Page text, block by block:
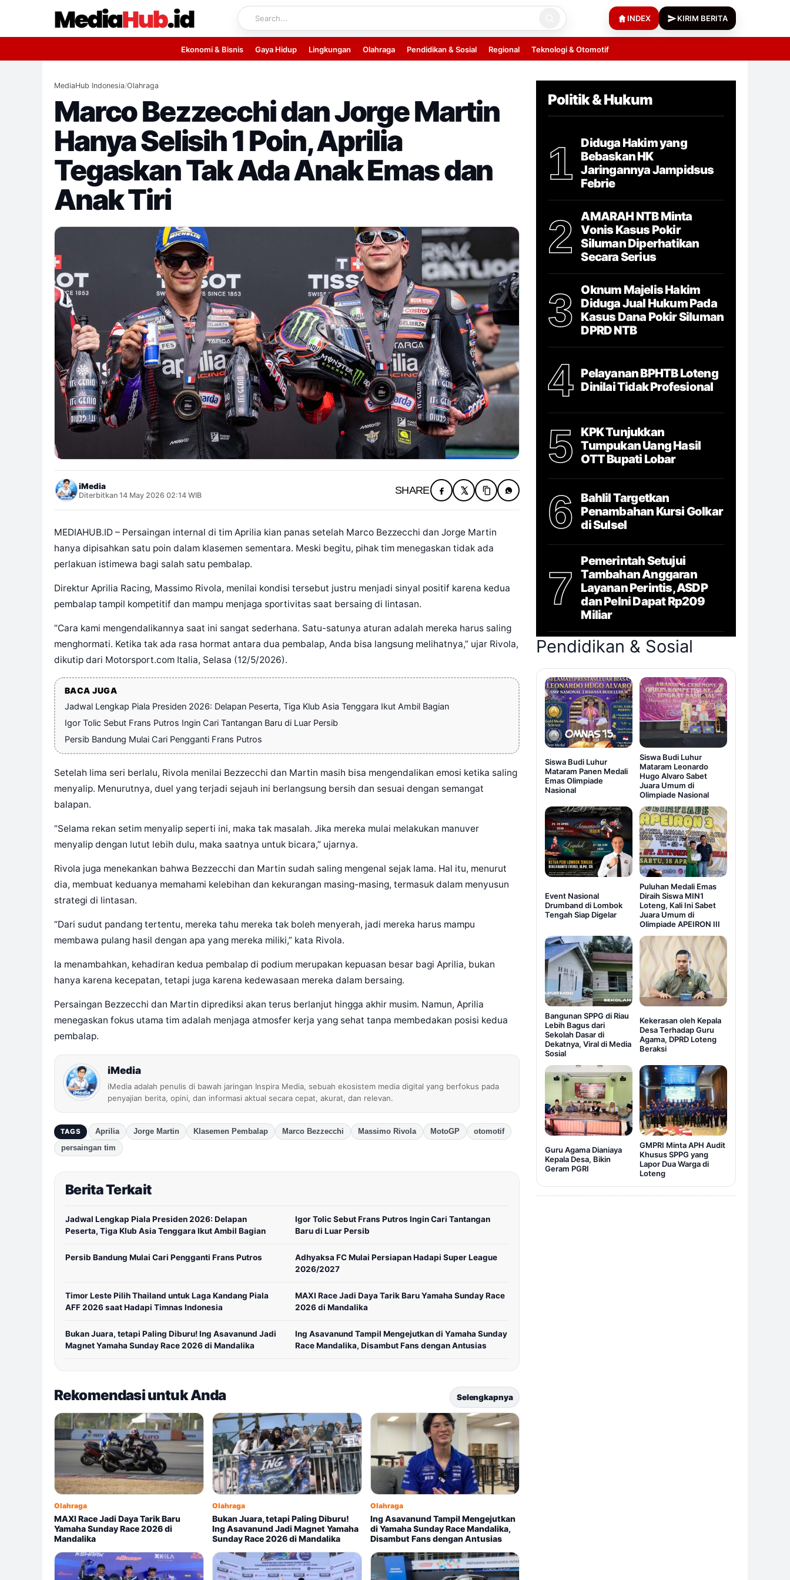
content
INDEX KIRIM BERITA
Ekonomi & Bisnis Gaya Hidup Lingkungan Olahraga Pendidikan & Sosial Regional Teknologi & Otomotif
MediaHub Indonesia/Olahraga
Marco Bezzecchi dan Jorge Martin
Hanya Selisih 1 Poin, Aprilia
Tegaskan Tak Ada Anak Emas dan
Anak Tiri
iMedia
Diterbitkan 14 May 2026 02:14 WIB SHARE
MEDIAHUB.ID – Persaingan internal di tim Aprilia kian panas setelah Marco Bezzecchi dan Jorge Martin
hanya dipisahkan satu poin dalam klasemen sementara. Meski begitu, pihak tim menegaskan tidak ada
perlakuan istimewa bagi salah satu pembalap.
Direktur Aprilia Racing, Massimo Rivola, menilai kondisi tersebut justru menjadi sinyal positif karena kedua
pembalap tampil kompetitif dan mampu menjaga sportivitas saat bersaing di lintasan.
“Cara kami mengendalikannya saat ini sangat sederhana. Satu-satunya aturan adalah mereka harus saling
menghormati. Ketika tak ada rasa hormat antara dua pembalap, Anda bisa langsung melihatnya,” ujar Rivola,
dikutip dari Motorsport.com Italia, Selasa (12/5/2026).
BACA JUGA
Jadwal Lengkap Piala Presiden 2026: Delapan Peserta, Tiga Klub Asia Tenggara Ikut Ambil Bagian
Igor Tolic Sebut Frans Putros Ingin Cari Tantangan Baru di Luar Persib
Persib Bandung Mulai Cari Pengganti Frans Putros
Setelah lima seri berlalu, Rivola menilai Bezzecchi dan Martin masih bisa mengendalikan emosi ketika saling
menyalip. Menurutnya, duel yang terjadi sejauh ini berlangsung bersih dan sesuai dengan semangat
balapan.
“Selama rekan setim menyalip seperti ini, maka tak masalah. Jika mereka mulai melakukan manuver
menyalip dengan lutut lebih dulu, maka saatnya untuk bicara,” ujarnya.
Rivola juga menekankan bahwa Bezzecchi dan Martin sudah saling mengenal sejak lama. Hal itu, menurut
dia, membuat keduanya memahami kelebihan dan kekurangan masing-masing, termasuk dalam menyusun
strategi di lintasan.
“Dari sudut pandang tertentu, mereka tahu mereka tak boleh menyerah, jadi mereka harus mampu
membawa pulang hasil dengan apa yang mereka miliki,” kata Rivola.
Ia menambahkan, kehadiran kedua pembalap di podium merupakan kepuasan besar bagi Aprilia, bukan
hanya karena kecepatan, tetapi juga karena kedewasaan mereka dalam bersaing.
Persaingan Bezzecchi dan Martin diprediksi akan terus berlanjut hingga akhir musim. Namun, Aprilia
menegaskan fokus utama tim adalah menjaga atmosfer kerja yang sehat tanpa membedakan posisi kedua
pembalap.
iMedia
iMedia adalah penulis di bawah jaringan Inspira Media, sebuah ekosistem media digital yang berfokus pada
penyajian berita, opini, dan informasi aktual secara cepat, akurat, dan relevan.
TAGS Aprilia Jorge Martin Klasemen Pembalap Marco Bezzecchi Massimo Rivola MotoGP
otomotif
persaingan tim
Berita Terkait
Jadwal Lengkap Piala Presiden 2026: Delapan
Peserta, Tiga Klub Asia Tenggara Ikut Ambil Bagian
Igor Tolic Sebut Frans Putros Ingin Cari Tantangan
Baru di Luar Persib
Persib Bandung Mulai Cari Pengganti Frans Putros
Adhyaksa FC Mulai Persiapan Hadapi Super League
2026/2027
Timor Leste Pilih Thailand untuk Laga Kandang Piala
AFF 2026 saat Hadapi Timnas Indonesia
MAXI Race Jadi Daya Tarik Baru Yamaha Sunday Race
2026 di Mandalika
Bukan Juara, tetapi Paling Diburu! Ing Asavanund Jadi
Magnet Yamaha Sunday Race 2026 di Mandalika
Ing Asavanund Tampil Mengejutkan di Yamaha Sunday
Race Mandalika, Disambut Fans dengan Antusias
Rekomendasi untuk Anda Selengkapnya
Olahraga
MAXI Race Jadi Daya Tarik Baru
Yamaha Sunday Race 2026 di
Mandalika
Olahraga
Bukan Juara, tetapi Paling Diburu!
Ing Asavanund Jadi Magnet Yamaha
Sunday Race 2026 di Mandalika
Olahraga
Ing Asavanund Tampil Mengejutkan
di Yamaha Sunday Race Mandalika,
Disambut Fans dengan Antusias
Politik & Hukum
1
Diduga Hakim yang
Bebaskan HK
Jaringannya Jampidsus
Febrie
2
AMARAH NTB Minta
Vonis Kasus Pokir
Siluman Diperhatikan
Secara Serius
3
Oknum Majelis Hakim
Diduga Jual Hukum Pada
Kasus Dana Pokir Siluman
DPRD NTB
4
Pelayanan BPHTB Loteng
Dinilai Tidak Profesional
5
KPK Tunjukkan
Tumpukan Uang Hasil
OTT Bupati Lobar
6
Bahlil Targetkan
Penambahan Kursi Golkar
di Sulsel
7
Pemerintah Setujui
Tambahan Anggaran
Layanan Perintis, ASDP
dan Pelni Dapat Rp209
Miliar
Pendidikan & Sosial
Siswa Budi Luhur
Mataram Panen Medali
Emas Olimpiade
Nasional
Siswa Budi Luhur
Mataram Leonardo
Hugo Alvaro Sabet
Juara Umum di
Olimpiade Nasional
Event Nasional
Drumband di Lombok
Tengah Siap Digelar
Puluhan Medali Emas
Diraih Siswa MIN1
Loteng, Kali Ini Sabet
Juara Umum di
Olimpiade APEIRON III
Bangunan SPPG di Riau
Lebih Bagus dari
Sekolah Dasar di
Dekatnya, Viral di Media
Sosial
Kekerasan oleh Kepala
Desa Terhadap Guru
Agama, DPRD Loteng
Beraksi
Guru Agama Dianiaya
Kepala Desa, Bikin
Geram PGRI
GMPRI Minta APH Audit
Khusus SPPG yang
Lapor Dua Warga di
Loteng